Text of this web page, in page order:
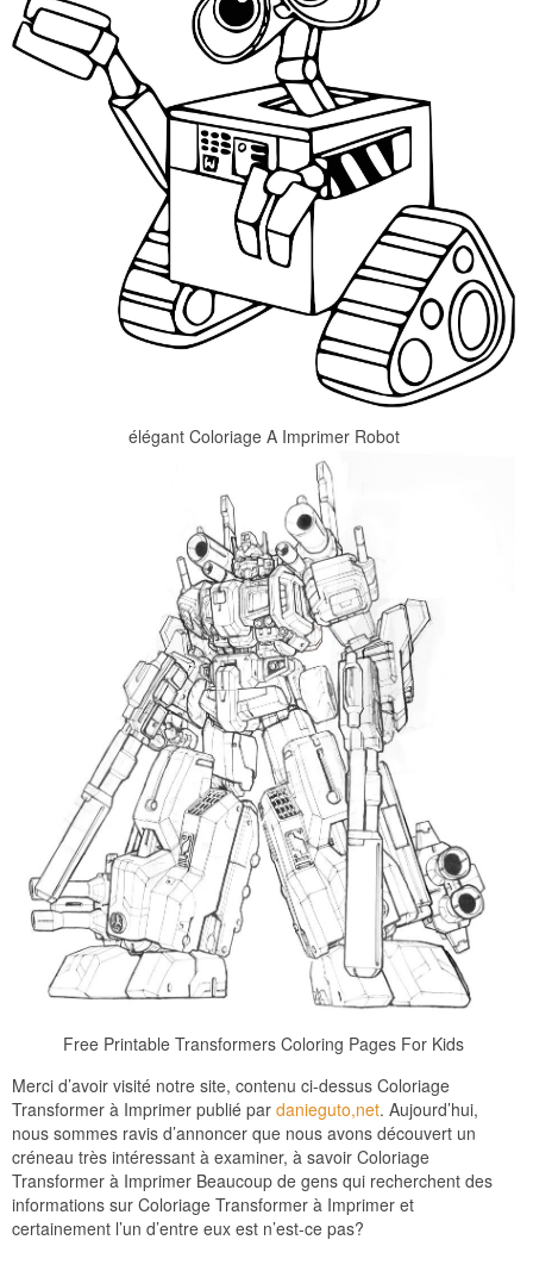
élégant Coloriage A Imprimer Robot
Free Printable Transformers Coloring Pages For Kids
Merci d’avoir visité notre site, contenu ci-dessus Coloriage
Transformer à Imprimer publié par danieguto,net. Aujourd’hui,
nous sommes ravis d’annoncer que nous avons découvert un
créneau très intéressant à examiner, à savoir Coloriage
Transformer à Imprimer Beaucoup de gens qui recherchent des
informations sur Coloriage Transformer à Imprimer et
certainement l’un d’entre eux est n’est-ce pas?